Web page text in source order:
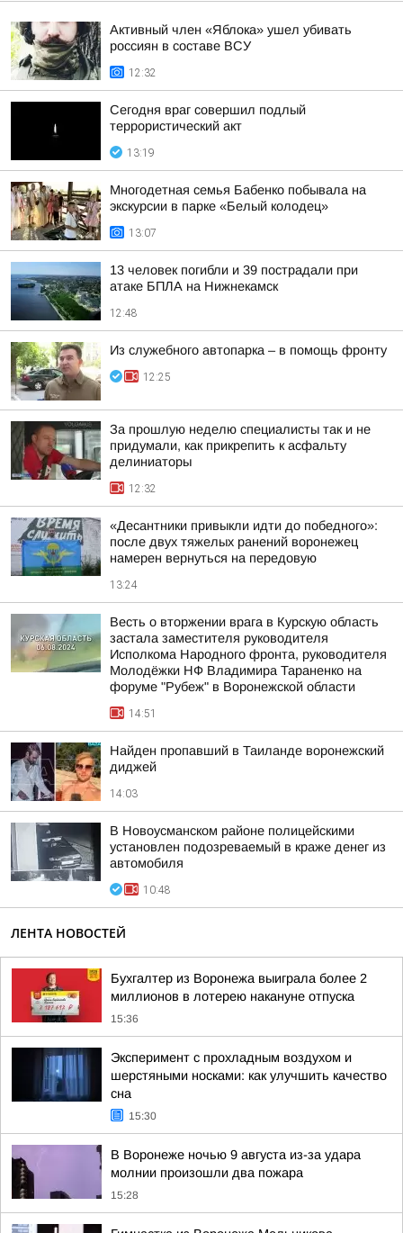
Активный член «Яблока» ушел убивать
россиян в составе ВСУ
12:32
Сегодня враг совершил подлый
террористический акт
13:19
Многодетная семья Бабенко побывала на
экскурсии в парке «Белый колодец»
13:07
13 человек погибли и 39 пострадали при
атаке БПЛА на Нижнекамск
12:48
Из служебного автопарка – в помощь фронту
12:25
За прошлую неделю специалисты так и не
придумали, как прикрепить к асфальту
делиниаторы
12:32
«Десантники привыкли идти до победного»:
после двух тяжелых ранений воронежец
намерен вернуться на передовую
13:24
Весть о вторжении врага в Курскую область
застала заместителя руководителя
Исполкома Народного фронта, руководителя
Молодёжки НФ Владимира Тараненко на
форуме "Рубеж" в Воронежской области
14:51
Найден пропавший в Таиланде воронежский
диджей
14:03
В Новоусманском районе полицейскими
установлен подозреваемый в краже денег из
автомобиля
10:48
ЛЕНТА НОВОСТЕЙ
Бухгалтер из Воронежа выиграла более 2
миллионов в лотерею накануне отпуска
15:36
Эксперимент с прохладным воздухом и
шерстяными носками: как улучшить качество
сна
15:30
В Воронеже ночью 9 августа из-за удара
молнии произошли два пожара
15:28